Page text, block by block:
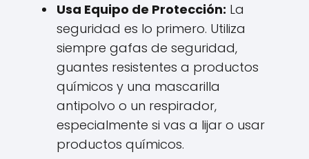
Usa Equipo de Protección: La
seguridad es lo primero. Utiliza
siempre gafas de seguridad,
guantes resistentes a productos
químicos y una mascarilla
antipolvo o un respirador,
especialmente si vas a lijar o usar
productos químicos.